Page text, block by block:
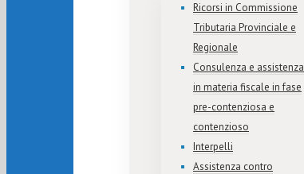
Ricorsi in Commissione
Tributaria Provinciale e
Regionale
Consulenza e assistenza
in materia fiscale in fase
pre-contenziosa e
contenzioso
Interpelli
Assistenza contro